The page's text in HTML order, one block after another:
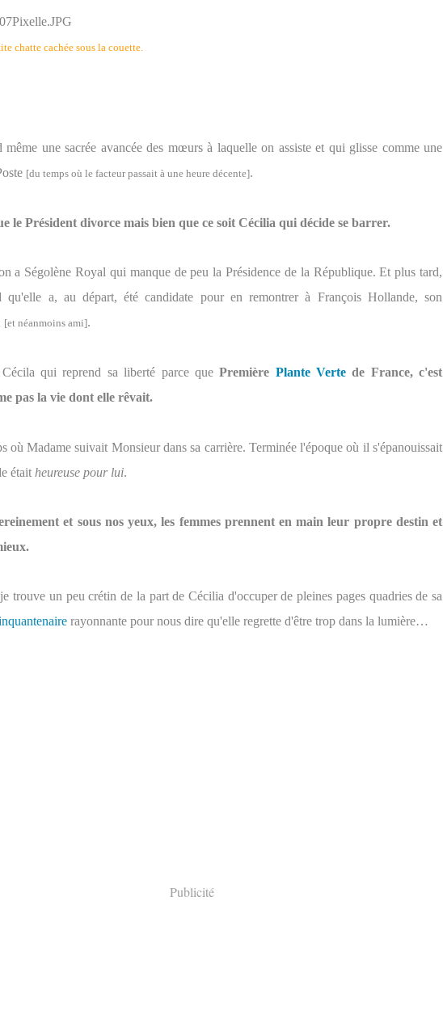
chatte cachée sous la couette.
même une sacrée avancée des mœurs à laquelle on assiste et qui glisse comme une
[du temps où le facteur passait à une heure décente].
le Président divorce mais bien que ce soit Cécilia qui décide se barrer.
a Ségolène Royal qui manque de peu la Présidence de la République. Et plus tard,
qu'elle a, au départ, été candidate pour en remontrer à François Hollande, son
[et néanmoins ami].
qui reprend sa liberté parce quePremière Plante Vertede France, c'est
pas la vie dont elle rêvait.
où Madame suivait Monsieur dans sa carrière. Terminée l'époque où il s'épanouissait
était heureuse pour lui.
et sous nos yeux, les femmes prennent en main leur propre destin et
trouve un peu crétin de la part de Cécilia d'occuper de pleines pages quadries de sa
rayonnante pour nous dire qu'elle regrette d'être trop dans la lumière…
Publicité